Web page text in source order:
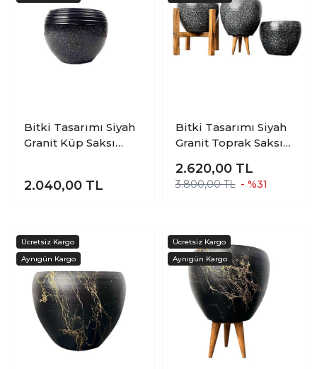
Bitki Tasarımı Siyah
Granit Küp Saksı
2.040,00 TL
Bitki Tasarımı Siyah
Granit Toprak Saksı
Çiçeklik Üçlü Set - 15
CM
2.620,00 TL
3.800,00 TL - %31